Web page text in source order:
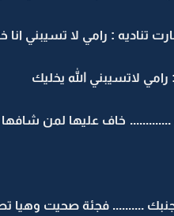
: رامي لا تسيبني انا
لاتسيبني الله يخليك
خاف عليها لمن شافها
.......... فجئة صحيت وهيا